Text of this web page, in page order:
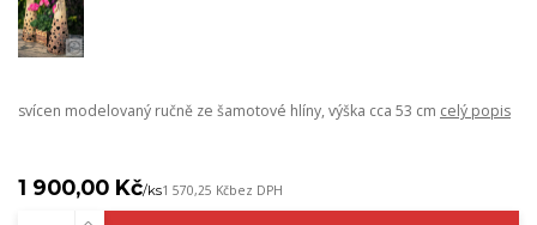
svícen modelovaný ručně ze šamotové hlíny, výška cca 53 cm celý popis
1 900,00 Kč/ks1 570,25 Kčbez DPH